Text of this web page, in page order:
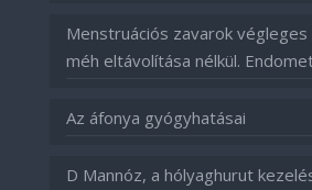
Menstruációs zavarok végleges
méh eltávolítása nélkül.
Az áfonya gyógyhatásai
D Mannóz, a hólyaghurut